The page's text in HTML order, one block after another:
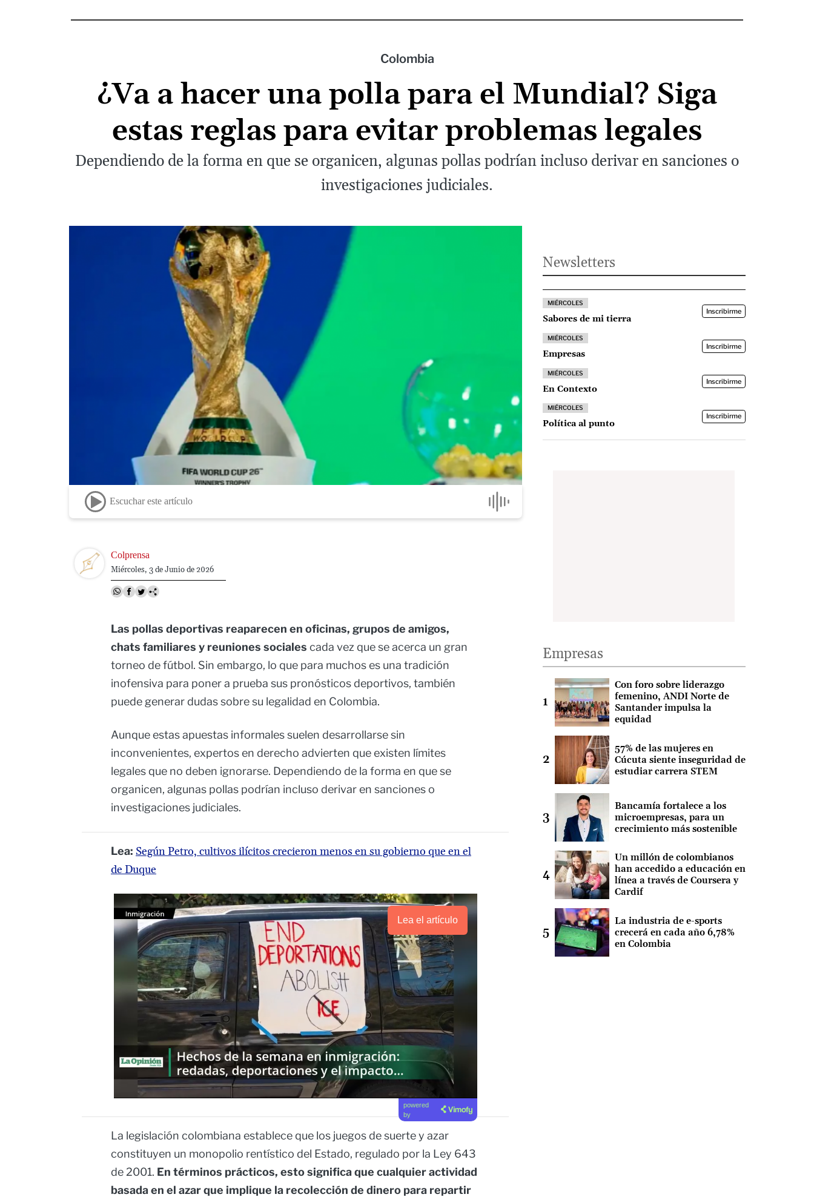
Colombia
¿Va a hacer una polla para el Mundial? Siga
estas reglas para evitar problemas legales
Dependiendo de la forma en que se organicen, algunas pollas podrían incluso derivar en sanciones o
investigaciones judiciales.
Escuchar este artículo
Image Colprensa
Miércoles, 3 de Junio de 2026
Las pollas deportivas reaparecen en oficinas, grupos de amigos,
chats familiares y reuniones sociales cada vez que se acerca un gran
torneo de fútbol. Sin embargo, lo que para muchos es una tradición
inofensiva para poner a prueba sus pronósticos deportivos, también
puede generar dudas sobre su legalidad en Colombia.
Aunque estas apuestas informales suelen desarrollarse sin
inconvenientes, expertos en derecho advierten que existen límites
legales que no deben ignorarse. Dependiendo de la forma en que se
organicen, algunas pollas podrían incluso derivar en sanciones o
investigaciones judiciales.
Lea: Según Petro, cultivos ilícitos crecieron menos en su gobierno que en el
de Duque
Lea el artículo
powered
by
La legislación colombiana establece que los juegos de suerte y azar
constituyen un monopolio rentístico del Estado, regulado por la Ley 643
de 2001. En términos prácticos, esto significa que cualquier actividad
basada en el azar que implique la recolección de dinero para repartir
Newsletters
MIÉRCOLES
Sabores de mi tierra
Inscribirme
MIÉRCOLES
Empresas
Inscribirme
MIÉRCOLES
En Contexto
Inscribirme
MIÉRCOLES
Política al punto
Inscribirme
Empresas
Con foro sobre liderazgo
femenino, ANDI Norte de
Santander impulsa la
equidad
57% de las mujeres en
Cúcuta siente inseguridad de
estudiar carrera STEM
Bancamía fortalece a los
microempresas, para un
crecimiento más sostenible
Un millón de colombianos
han accedido a educación en
línea a través de Coursera y
Cardif
La industria de e-sports
crecerá en cada año 6,78%
en Colombia